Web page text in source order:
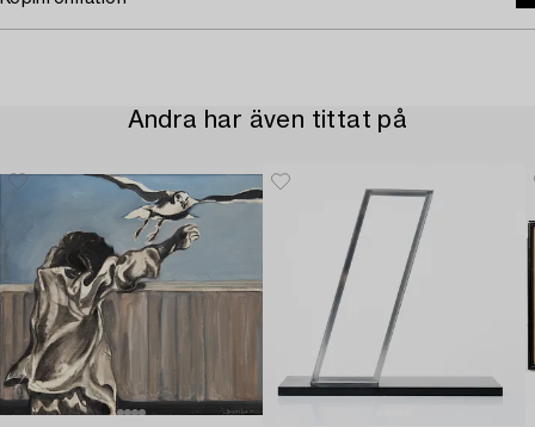
Andra har även tittat på